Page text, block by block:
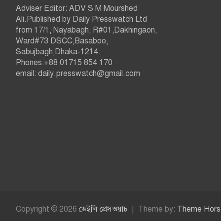
Adviser Editor: ADV S M Mourshed
Ali.Published by Daily Presswatch Ltd
from 17/1, Nayabagh, R#01,Dakhingaon,
Ward#73 DSCC,Basaboo,
Sabujbagh,Dhaka-1214.
Phones:+88 01715 854 170
email: daily.presswatch@gmail.com
Copyright © 2026 ডেইলি প্রেসওয়াচ Theme by: Theme